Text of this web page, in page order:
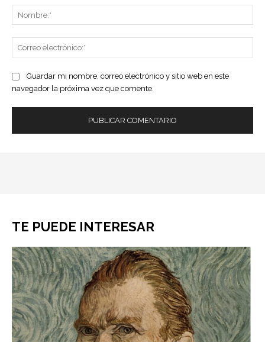
Guardar mi nombre, correo electrónico y sitio web en este
navegador la próxima vez que comente.
TE PUEDE INTERESAR